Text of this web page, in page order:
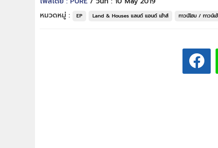
หมวดหมู่ :
EP Land & Houses แลนด์ แอนด์ เฮ้าส์ ทาวน์โฮม / ทาวน์เ